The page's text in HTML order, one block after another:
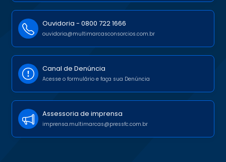
Ouvidoria - 0800 722 1666
ouvidoria@multimarcasconsorcios.com.br
Canal de Denúncia
Acesse o formulário e faça sua Denúncia
Assessoria de imprensa
imprensa.multimarcas@pressfc.com.br